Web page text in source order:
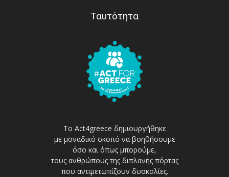
Ταυτότητα
Το Act4greece δημιουργήθηκε
με μοναδικό σκοπό να βοηθήσουμε
όσο και όπως μπορούμε,
τους ανθρώπους της διπλανής πόρτας
που αντιμετωπίζουν δυσκολίες.